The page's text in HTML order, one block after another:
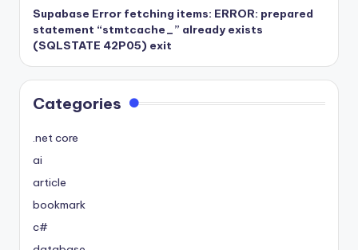
Supabase Error fetching items: ERROR: prepared
statement “stmtcache_” already exists
(SQLSTATE 42P05) exit
Categories
.net core
ai
article
bookmark
c#